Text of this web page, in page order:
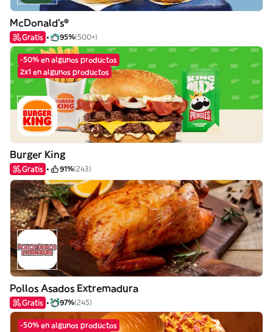
McDonald's®
Gratis 95%(500+)
-50% en algunos productos
2x1 en algunos productos
Burger King
Gratis 91%(243)
Pollos Asados Extremadura
Gratis 97%(245)
-50% en algunos productos